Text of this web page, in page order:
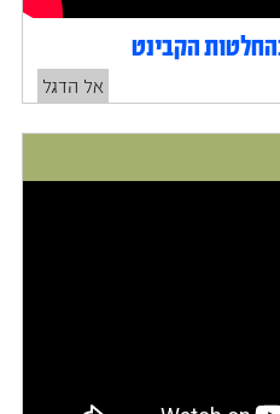
הקבינט
אל הדגל